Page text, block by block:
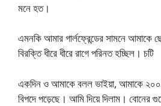
মনে হত।
এমনকি আমার গার্লফ্রেন্ডের সামনে
বিরক্তি ধীরে ধীরে রাগে পরিনত হচ্ছিল। চটি
একদিন ও আমাকে বলল ভাইয়া, আমাকে
বিপদে পড়েছে। আমি দিয়ে দিলাম। বোনের